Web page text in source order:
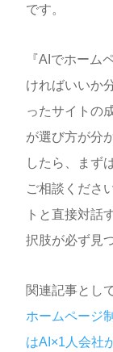
です。
『AIでホーム
ければいいか
ったサイトの
が選び方が分
したら、まず
ご相談くださ
トと直接対話
択肢が必ず見
関連記事とし
ホームページ
はAI×1人会社